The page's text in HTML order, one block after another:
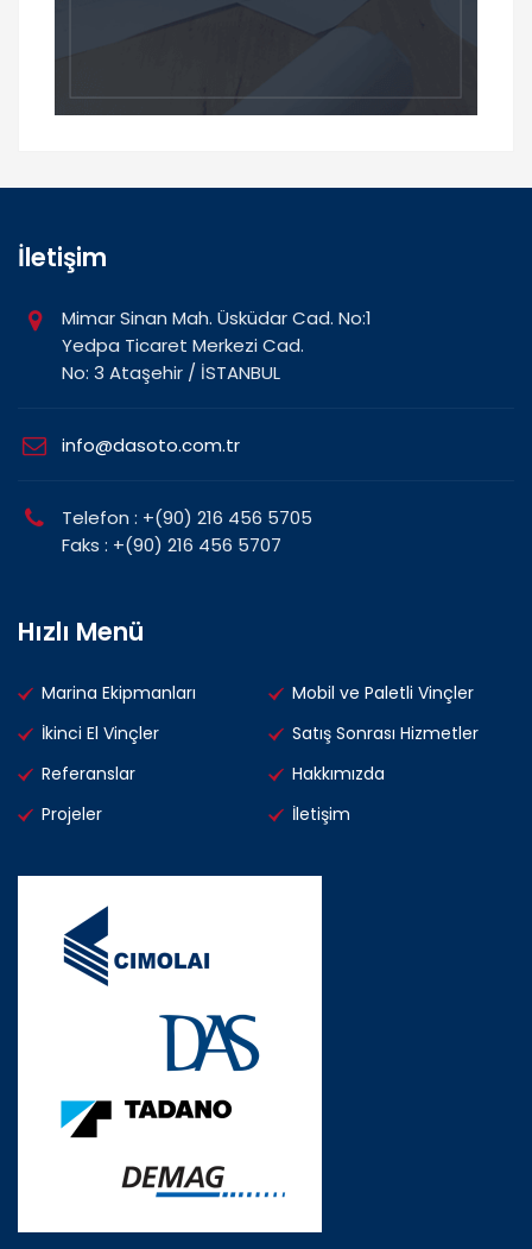
İletişim
Mimar Sinan Mah. Üsküdar Cad. No:1
Yedpa Ticaret Merkezi Cad.
No: 3 Ataşehir / İSTANBUL
info@dasoto.com.tr
Telefon : +(90) 216 456 5705
Faks : +(90) 216 456 5707
Hızlı Menü
Marina Ekipmanları
Mobil ve Paletli Vinçler
İkinci El Vinçler
Satış Sonrası Hizmetler
Referanslar
Hakkımızda
Projeler
İletişim